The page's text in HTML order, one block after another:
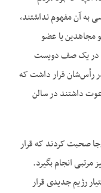
به آن مفهوم نداشتند،
مجاهدین یا عضو
در یک صف دویست
رأس‌شان قرار داشت که
داشتند در سالن
صحبت کردند که قرار
مرتبی انجام بگیرد.
رژیم جدیدی قرار